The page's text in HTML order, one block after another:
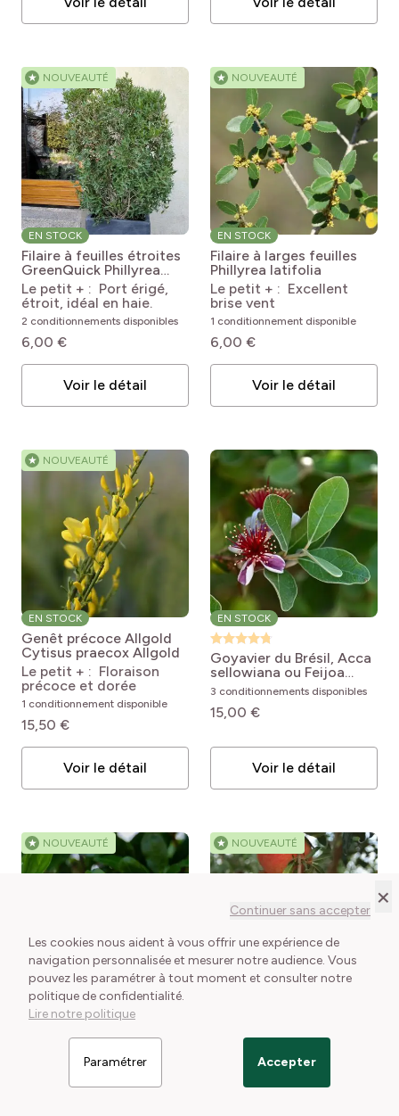
×
Continuer sans accepter
Les cookies nous aident à vous offrir une expérience de
navigation personnalisée et mesurer notre audience. Vous
pouvez les paramétrer à tout moment et consulter notre
politique de confidentialité.
Lire notre politique
Paramétrer Accepter
Filtrer les articles
★ NOUVEAUTÉ
EN STOCK
Filaire à feuilles étroites
GreenQuick Phillyrea
angustifolia
GreenQuick®
Le petit + : Port érigé,
étroit, idéal en haie.
2 conditionnements disponibles
6,00 €
Voir le détail
★ NOUVEAUTÉ
EN STOCK
Filaire à larges feuilles
Phillyrea latifolia
Le petit + : Excellent
brise vent
1 conditionnement disponible
6,00 €
Voir le détail
★ NOUVEAUTÉ
EN STOCK
Genêt précoce Allgold
Cytisus praecox Allgold
Le petit + : Floraison
précoce et dorée
1 conditionnement disponible
15,50 €
Voir le détail
EN STOCK
Goyavier du Brésil, Acca
sellowiana ou Feijoa
sellowiana Acca
sellowiana
3 conditionnements disponibles
15,00 €
Voir le détail
★ NOUVEAUTÉ
EN STOCK
Grenadier à fleurs
California Sunset Punica
Le petit + : Floraison
très double panachée
d’orange et de crème
★ NOUVEAUTÉ
di leone Punica granatum
Le petit + : Floraison vive
et bonne fructification
1 conditionnement disponible